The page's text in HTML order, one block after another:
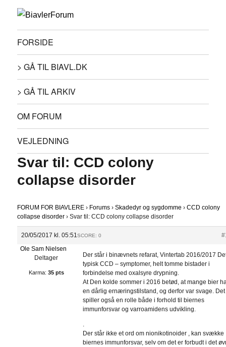
FORSIDE
> GÅ TIL BIAVL.DK
> GÅ TIL ARKIV
OM FORUM
VEJLEDNING
Svar til: CCD colony
collapse disorder
FORUM FOR BIAVLERE › Forums › Skadedyr og sygdomme › CCD colony
collapse disorder › Svar til: CCD colony collapse disorder
20/05/2017 kl. 05:51SCORE: 0
Ole Sam Nielsen
Deltager
Karma: 35 pts
Der står i binævnets refarat, Vintertab 2016/2017
typisk CCD – symptomer, helt tomme bistader i
forbindelse med oxalsyre drypning.
At Den kolde sommer i 2016 betød, at mange bier
en dårlig ernæringstilstand, og derfor var svage. Det
spiller også en rolle både i forhold til biernes
immunforsvar og varroamidens udvikling.
Der står ikke et ord om nionikotinoider , kan svække
biernes immunforsvar, selv om det er forbudt i det